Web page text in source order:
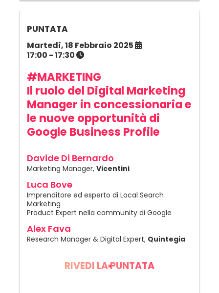
PUNTATA
Martedì, 18 Febbraio 2025
17:00 - 17:30
#MARKETING
Il ruolo del Digital Marketing
Manager in concessionaria e
le nuove opportunità di
Google Business Profile
Davide Di Bernardo
Marketing Manager, Vicentini
Luca Bove
Imprenditore ed esperto di Local Search
Marketing
Product Expert nella community di Google
Alex Fava
Research Manager & Digital Expert, Quintegia
RIVEDI LA PUNTATA